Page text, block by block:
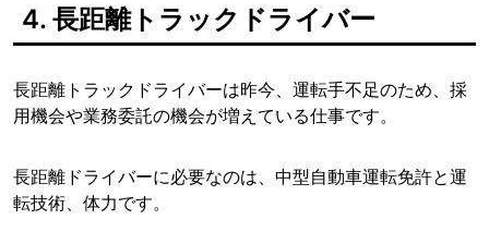
4. 長距離トラックドライバー
長距離トラックドライバーは昨今、運転手不足のため、採
用機会や業務委託の機会が増えている仕事です。
長距離ドライバーに必要なのは、中型自動車運転免許と運
転技術、体力です。